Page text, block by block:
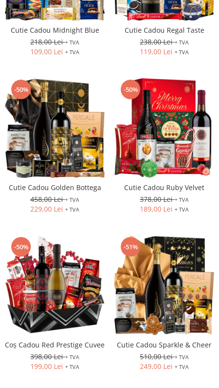
Cutie Cadou Midnight Blue
218,00 Lei+ TVA
109,00 Lei + TVA
Cutie Cadou Regal Taste
238,00 Lei+ TVA
119,00 Lei + TVA
-50%
Cutie Cadou Golden Bottega
458,00 Lei+ TVA
229,00 Lei + TVA
-50%
Cutie Cadou Ruby Velvet
378,00 Lei+ TVA
189,00 Lei + TVA
-50%
Coș Cadou Red Prestige Cuvee
398,00 Lei+ TVA
199,00 Lei + TVA
-51%
Cutie Cadou Sparkle & Cheer
510,00 Lei+ TVA
249,00 Lei + TVA